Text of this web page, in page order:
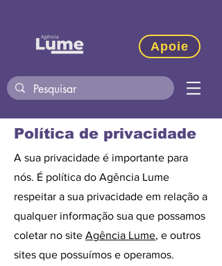
Apoie
Política de privacidade
A sua privacidade é importante para
nós. É política do Agência Lume
respeitar a sua privacidade em relação a
qualquer informação sua que possamos
coletar no site Agência Lume, e outros
sites que possuímos e operamos.